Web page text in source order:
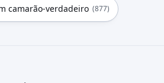
camarão-verdadeiro (877)